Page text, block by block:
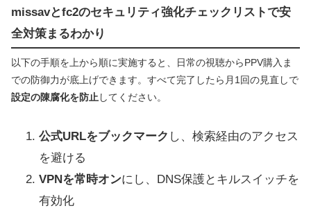
missavとfc2のセキュリティ強化チェックリストで安
全対策まるわかり
以下の手順を上から順に実施すると、日常の視聴からPPV購入ま
での防御力が底上げできます。すべて完了したら月1回の見直しで
設定の陳腐化を防止してください。
公式URLをブックマーク し、検索経由のアクセス
を避ける
VPNを常時オンにし、DNS保護とキルスイッチを
有効化